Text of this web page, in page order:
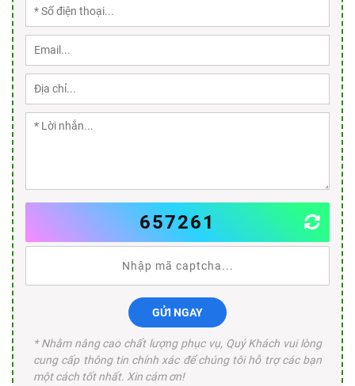
657261
GỬI NGAY
* Nhằm nâng cao chất lượng phục vụ, Quý Khách vui lòng
cung cấp thông tin chính xác để chúng tôi hỗ trợ các bạn
một cách tốt nhất. Xin cám ơn!